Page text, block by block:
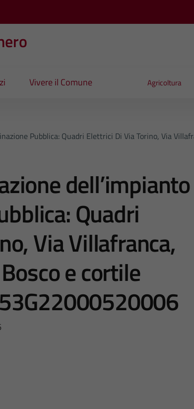
Vivere il Comune Agricoltura
Pubblica: Quadri Elettrici Di Via Torino, Via
dell’impianto
Quadri
Via Villafranca,
e cortile